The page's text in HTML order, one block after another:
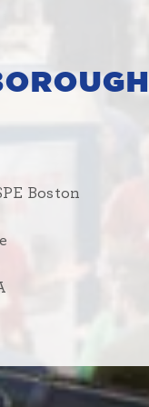
Boston